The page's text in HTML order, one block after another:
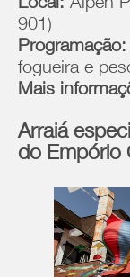
Local: Alpen
901)
Programação:
fogueira e
Mais
Arraiá
do Empório